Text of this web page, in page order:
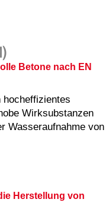
Betone nach EN
Wirksubstanzen
Wasseraufnahme von
Herstellung von